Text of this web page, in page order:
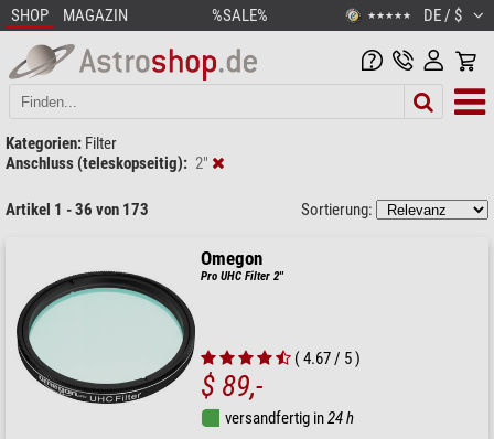
SHOP MAGAZIN %SALE% ★★★★★ DE / $
Kategorien: Filter
Anschluss (teleskopseitig): 2"
Artikel 1 - 36 von 173 Sortierung:
Omegon
Pro UHC Filter 2''
( 4.67 / 5 )
$ 89,-
versandfertig in24 h